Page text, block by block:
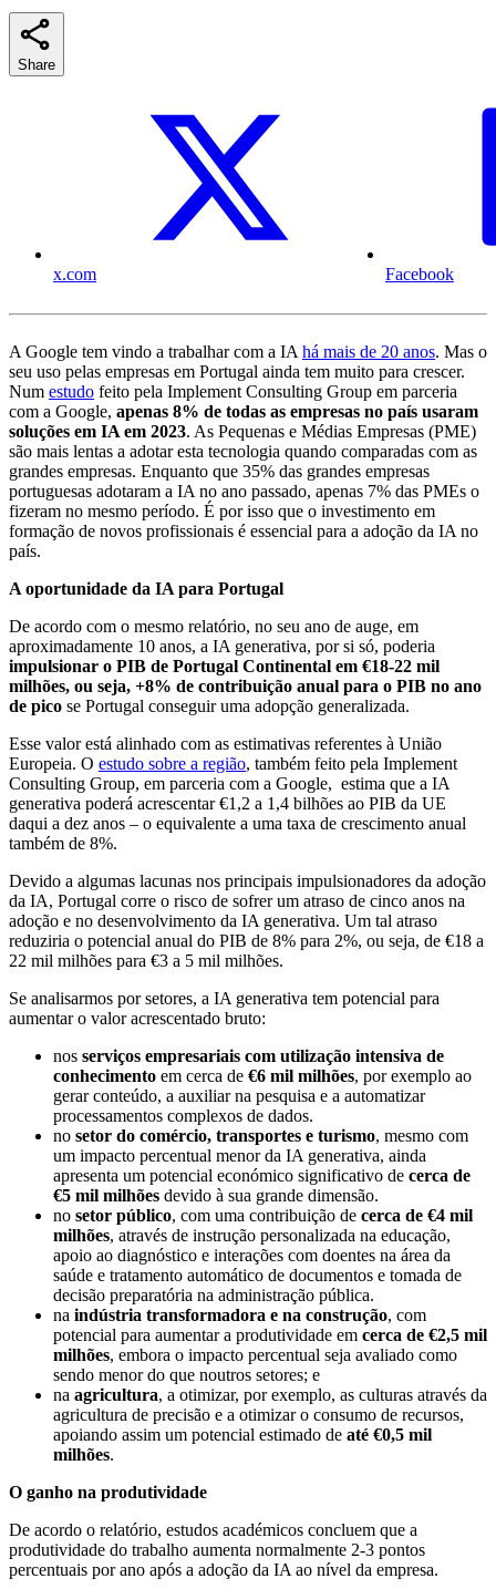
Share
x.com Facebook
A Google tem vindo a trabalhar com a IAhá mais de 20 anos. Mas o
seu uso pelas empresas em Portugal ainda tem muito para crescer.
Num estudo feito pela Implement Consulting Group em parceria
com a Google, apenas 8% de todas as empresas no país usaram
soluções em IA em 2023. As Pequenas e Médias Empresas (PME)
são mais lentas a adotar esta tecnologia quando comparadas com as
grandes empresas. Enquanto que 35% das grandes empresas
portuguesas adotaram a IA no ano passado, apenas 7% das PMEs o
fizeram no mesmo período. É por isso que o investimento em
formação de novos profissionais é essencial para a adoção da IA no
país.
A oportunidade da IA para Portugal
De acordo com o mesmo relatório, no seu ano de auge, em
aproximadamente 10 anos, a IA generativa, por si só, poderia
impulsionar o PIB de Portugal Continental em €18-22 mil
milhões, ou seja, +8% de contribuição anual para o PIB no ano
de pico se Portugal conseguir uma adopção generalizada.
Esse valor está alinhado com as estimativas referentes à União
Europeia. O estudo sobre a região, também feito pela Implement
Consulting Group, em parceria com a Google, estima que a IA
generativa poderá acrescentar €1,2 a 1,4 bilhões ao PIB da UE
daqui a dez anos – o equivalente a uma taxa de crescimento anual
também de 8%.
Devido a algumas lacunas nos principais impulsionadores da adoção
da IA, Portugal corre o risco de sofrer um atraso de cinco anos na
adoção e no desenvolvimento da IA ​​​​generativa. Um tal atraso
reduziria o potencial anual do PIB de 8% para 2%, ou seja, de €18 a
22 mil milhões para €3 a 5 mil milhões.
Se analisarmos por setores, a IA generativa tem potencial para
aumentar o valor acrescentado bruto:
nos serviços empresariais com utilização intensiva de
conhecimento em cerca de €6 mil milhões, por exemplo ao
gerar conteúdo, a auxiliar na pesquisa e a automatizar
processamentos complexos de dados.
no setor do comércio, transportes e turismo, mesmo com
um impacto percentual menor da IA ​​​​generativa, ainda
apresenta um potencial económico significativo de cerca de
€5 mil milhões devido à sua grande dimensão.
no setor público, com uma contribuição de cerca de €4 mil
milhões, através de instrução personalizada na educação,
apoio ao diagnóstico e interações com doentes na área da
saúde e tratamento automático de documentos e tomada de
decisão preparatória na administração pública.
na indústria transformadora e na construção, com
potencial para aumentar a produtividade em cerca de €2,5 mil
milhões, embora o impacto percentual seja avaliado como
sendo menor do que noutros setores; e
na agricultura, a otimizar, por exemplo, as culturas através da
agricultura de precisão e a otimizar o consumo de recursos,
apoiando assim um potencial estimado de até €0,5 mil
milhões.
O ganho na produtividade
De acordo o relatório, estudos académicos concluem que a
produtividade do trabalho aumenta normalmente 2-3 pontos
percentuais por ano após a adoção da IA ​​ao nível da empresa.